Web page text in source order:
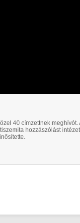
40 címzettnek meghívót.
hozzászólást